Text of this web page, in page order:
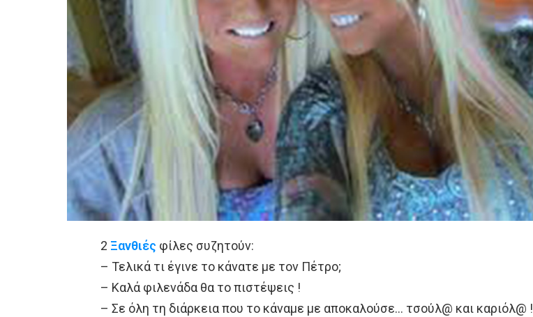
2 Ξανθιές φίλες συζητούν:
– Τελικά τι έγινε το κάνατε με τον Πέτρο;
– Καλά φιλενάδα θα το πιστέψεις !
– Σε όλη τη διάρκεια που το κάναμε με αποκαλούσε… τσούλ@ και καριόλ@ !